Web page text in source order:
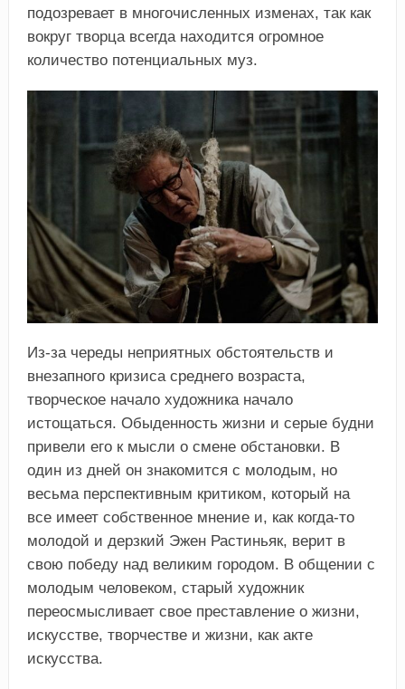
подозревает в многочисленных изменах, так как
вокруг творца всегда находится огромное
количество потенциальных муз.
Из-за череды неприятных обстоятельств и
внезапного кризиса среднего возраста,
творческое начало художника начало
истощаться. Обыденность жизни и серые будни
привели его к мысли о смене обстановки. В
один из дней он знакомится с молодым, но
весьма перспективным критиком, который на
все имеет собственное мнение и, как когда-то
молодой и дерзкий Эжен Растиньяк, верит в
свою победу над великим городом. В общении с
молодым человеком, старый художник
переосмысливает свое преставление о жизни,
искусстве, творчестве и жизни, как акте
искусства.